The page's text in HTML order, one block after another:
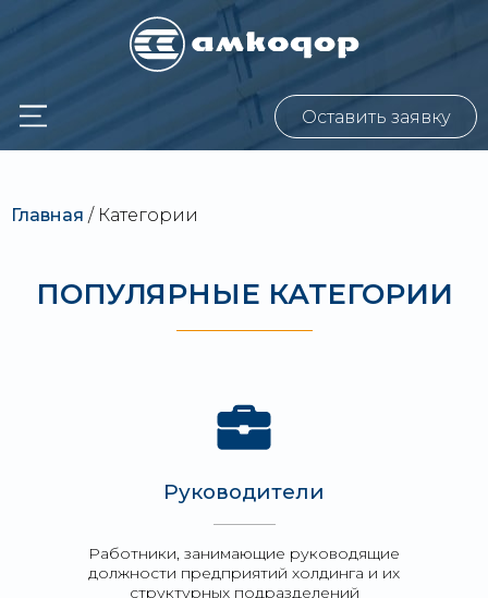
Оставить заявку
Главная / Категории
ПОПУЛЯРНЫЕ КАТЕГОРИИ
Руководители
Работники, занимающие руководящие
должности предприятий холдинга и их
структурных подразделений